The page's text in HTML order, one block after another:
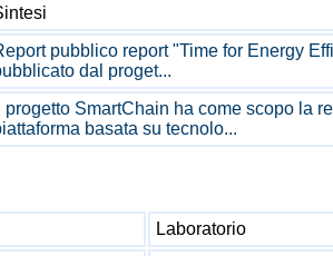
pubblico report "Time for Energy
dal proget...
Il progetto SmartChain ha come scopo la
basata su tecnolo...
Laboratorio